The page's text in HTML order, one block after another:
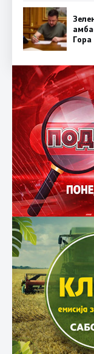
Гора